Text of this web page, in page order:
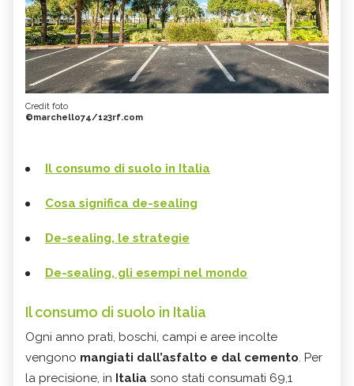
Credit foto
©marchello74/123rf.com
Il consumo di suolo in Italia
Cosa significa de-sealing
De-sealing, le strategie
De-sealing, gli esempi nel mondo
Il consumo di suolo in Italia
Ogni anno prati, boschi, campi e aree incolte
vengono mangiati dall’asfalto e dal cemento. Per
la precisione, in Italia sono stati consumati 69,1